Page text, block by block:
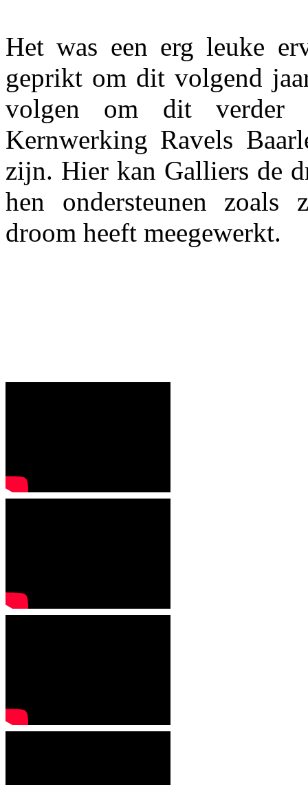
Het was een erg leuke
geprikt om dit volgend
volgen om dit verder
Kernwerking Ravels
zijn. Hier kan Galliers de
hen ondersteunen zoals
droom heeft meegewerkt.